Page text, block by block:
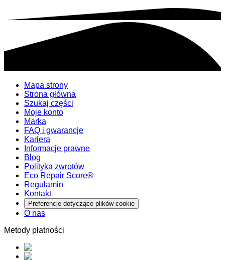
Mapa strony
Strona główna
Szukaj części
Moje konto
Marka
FAQ i gwarancje
Kariera
Informacje prawne
Blog
Polityka zwrotów
Eco Repair Score®
Regulamin
Kontakt
Preferencje dotyczące plików cookie
O nas
Metody płatności